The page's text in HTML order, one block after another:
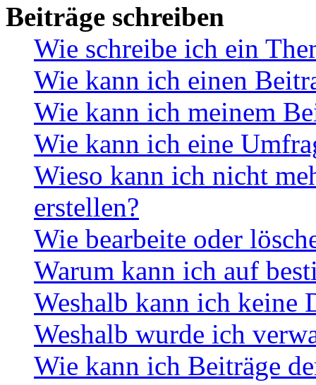
Beiträge schreiben
Wie schreibe ich ein
Wie kann ich einen
Wie kann ich meinem
Wie kann ich eine
Wieso kann ich nicht
erstellen?
Wie bearbeite oder
Warum kann ich auf
Weshalb kann ich keine
Weshalb wurde ich
Wie kann ich Beiträge